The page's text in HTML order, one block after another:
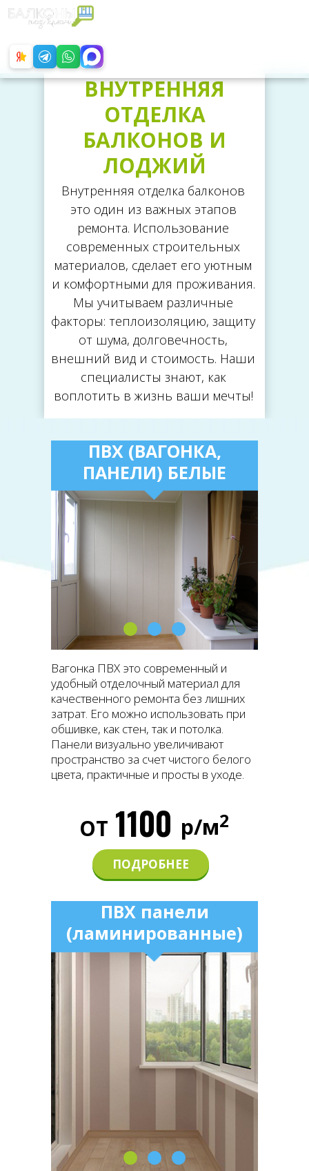
ВНУТРЕННЯЯ
ОТДЕЛКА
БАЛКОНОВ И
ЛОДЖИЙ
Внутренняя отделка балконов
это один из важных этапов
ремонта. Использование
современных строительных
материалов, сделает его уютным
и комфортными для проживания.
Мы учитываем различные
факторы: теплоизоляцию, защиту
от шума, долговечность,
внешний вид и стоимость. Наши
специалисты знают, как
воплотить в жизнь ваши мечты!
1100 р/м2
ОТ
ПОДРОБНЕЕ
Вагонка ПВХ это современный и
удобный отделочный материал для
качественного ремонта без лишних
затрат. Его можно использовать при
обшивке, как стен, так и потолка.
Панели визуально увеличивают
пространство за счет чистого белого
цвета, практичные и просты в уходе.
ПВХ панели
(ламинированные)
ПВХ (ВАГОНКА,
ПАНЕЛИ) БЕЛЫЕ